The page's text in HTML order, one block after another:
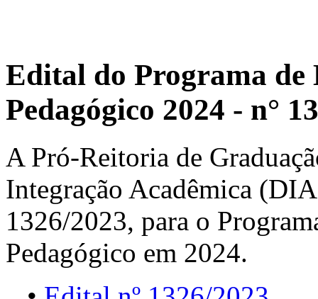
Edital do Programa
Pedagógico 2024 - n°
A Pró-Reitoria de
Integração Acadêmica
1326/2023, para o
Pedagógico em 2024.